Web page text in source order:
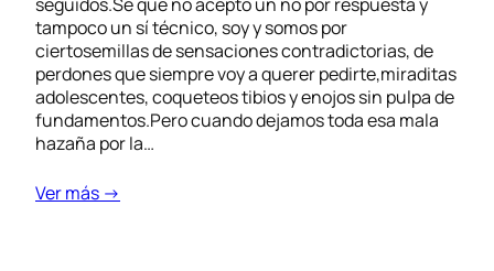
tampoco un sí técnico, soy y somos por
ciertosemillas de sensaciones contradictorias, de
perdones que siempre voy a querer pedirte,miraditas
adolescentes, coqueteos tibios y enojos sin pulpa de
fundamentos.Pero cuando dejamos toda esa mala
hazaña por la…
Ver más →